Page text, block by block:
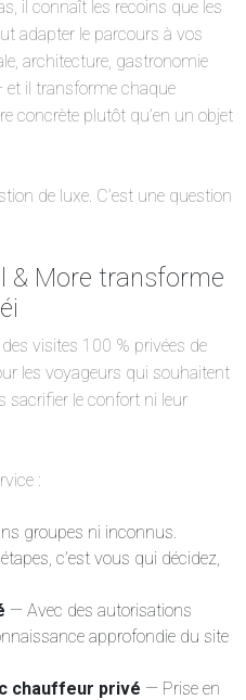
il connaît les recoins que les
adapter le parcours à vos
architecture, gastronomie
et il transforme chaque
concrète plutôt qu’en un objet
de luxe. C’est une question
& More transforme
visites 100 % privées de
les voyageurs qui souhaitent
sacrifier le confort ni leur
:
groupes ni inconnus.
c’est vous qui décidez,
— Avec des autorisations
approfondie du site
chauffeur privé — Prise en